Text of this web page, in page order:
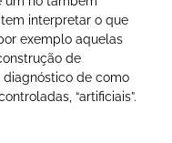
interpretar o que
exemplo aquelas
de
diagnóstico de como
“artificiais”.